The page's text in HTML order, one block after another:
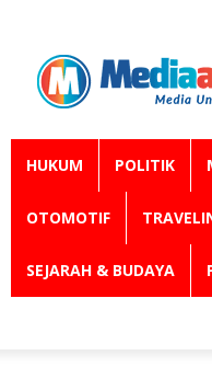
HUKUM POLITIK
OTOMOTIF
SEJARAH & BUDAYA